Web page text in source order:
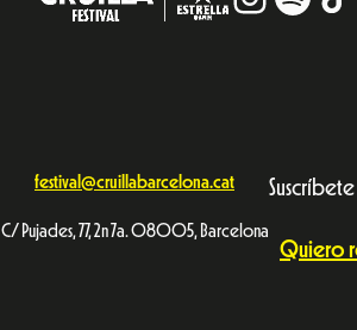
festival@cruillabarcelona.cat
C/ Pujades, 77, 2n 7a. 08005, Barcelona
Quiero